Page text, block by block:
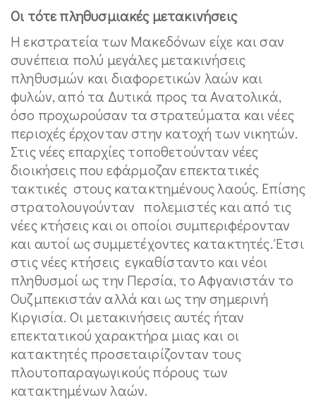
Οι τότε πληθυσμιακές μετακινήσεις
Η εκστρατεία των Μακεδόνων είχε και σαν
συνέπεια πολύ μεγάλες μετακινήσεις
πληθυσμών και διαφορετικών λαών και
φυλών, από τα Δυτικά προς τα Ανατολικά,
όσο προχωρούσαν τα στρατεύματα και νέες
περιοχές έρχονταν στην κατοχή των νικητών.
Στις νέες επαρχίες τοποθετούνταν νέες
διοικήσεις που εφάρμοζαν επεκτατικές
τακτικές στους κατακτημένους λαούς. Επίσης
στρατολουγούνταν πολεμιστές και από τις
νέες κτήσεις και οι οποίοι συμπεριφέρονταν
και αυτοί ως συμμετέχοντες κατακτητές. Έτσι
στις νέες κτήσεις εγκαθίσταντο και νέοι
πληθυσμοί ως την Περσία, το Αφγανιστάν το
Ουζμπεκιστάν αλλά και ως την σημερινή
Κιργισία. Οι μετακινήσεις αυτές ήταν
επεκτατικού χαρακτήρα μιας και οι
κατακτητές προσεταιρίζονταν τους
πλουτοπαραγωγικούς πόρους των
κατακτημένων λαών.